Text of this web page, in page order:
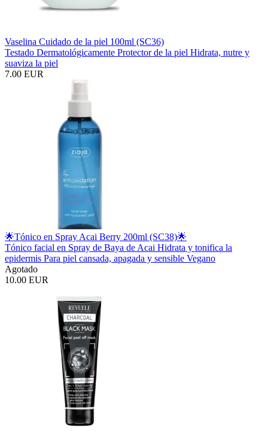
Vaselina Cuidado de la piel 100ml (SC36)
Testado Dermatológicamente Protector de la piel Hidrata, nutre y
suaviza la piel
7.00 EUR
🌟Tónico en Spray Acai Berry 200ml (SC38)🌟
Tónico facial en Spray de Baya de Acai Hidrata y tonifica la
epidermis Para piel cansada, apagada y sensible Vegano
Agotado
10.00 EUR